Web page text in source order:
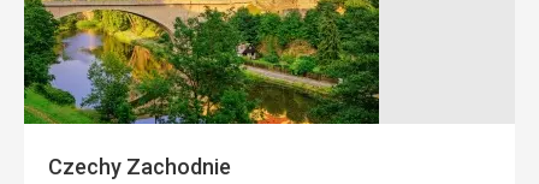
Czechy Zachodnie
Powietrze 23 °C
Temperatura
wody
°C